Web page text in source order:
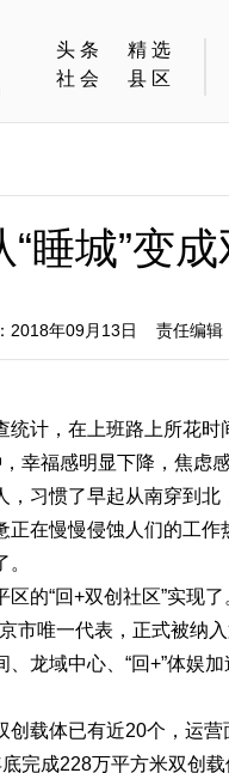
头条
精选
社会
县区
睡城”变
年09月13日 责任编辑
统计，在上班路上所花
幸福感明显下降，焦虑感
，习惯了早起从南穿到
正在慢慢侵蚀人们的工
的“回+双创社区”实现了
市唯一代表，正式被纳
龙域中心、“回+”体娱
创载体已有近20个，运
完成228万平方米双创